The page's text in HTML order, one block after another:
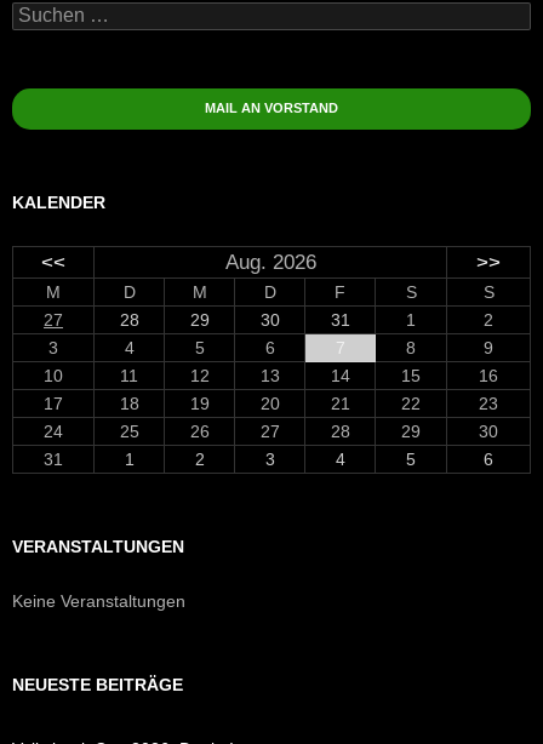
Suchen
nach:
MAIL AN VORSTAND
KALENDER
<< Aug. 2026 >>
M D M D F S
S
27
28 29 30 31 1
2
3
4 5 6 7 8
9
10
11 12 13 14 15
16
17
18 19 20 21 22
23
24
25 26 27 28 29
30
31
1 2 3 4 5 6
VERANSTALTUNGEN
Keine Veranstaltungen
NEUESTE BEITRÄGE